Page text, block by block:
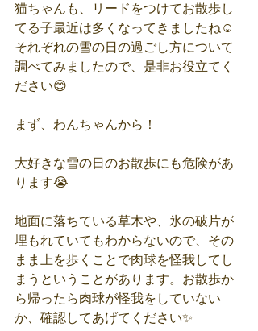
猫ちゃんも、リードをつけてお散歩し
てる子最近は多くなってきましたね☺️
それぞれの雪の日の過ごし方について
調べてみましたので、是非お役立てく
ださい😊
まず、わんちゃんから！
大好きな雪の日のお散歩にも危険があ
ります😭
地面に落ちている草木や、氷の破片が
埋もれていてもわからないので、その
まま上を歩くことで肉球を怪我してし
まうということがあります。お散歩か
ら帰ったら肉球が怪我をしていない
か、確認してあげてください✨